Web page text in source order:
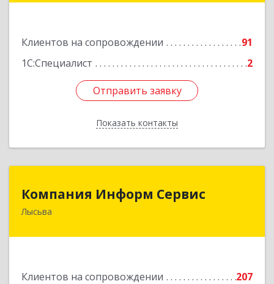
Клиентов на сопровождении
91
1С:Специалист
2
Отправить заявку
Показать контакты
Отправить заявку
Назад
Компания Информ Сервис
Лысьва
Клиентов на сопровождении
207
Компания Информ Сервис
618909, Пермский край, Лысьва г, Металлистов